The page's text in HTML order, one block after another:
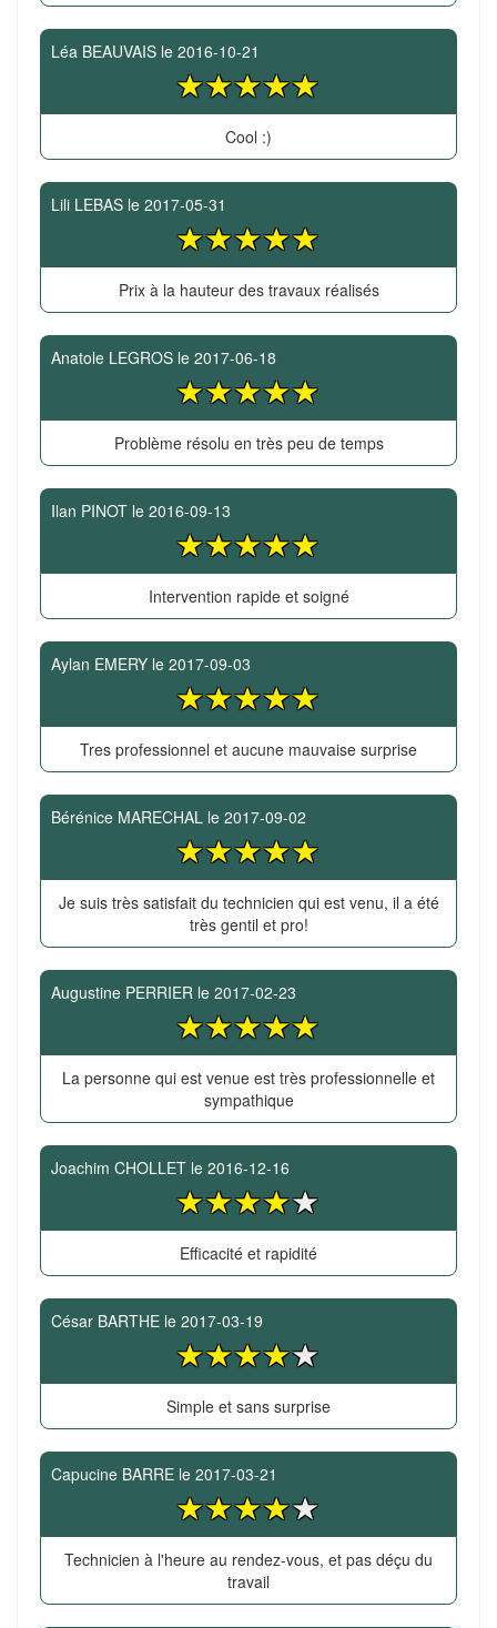
Léa BEAUVAIS le 2016-10-21
Cool :)
Lili LEBAS le 2017-05-31
Prix à la hauteur des travaux réalisés
Anatole LEGROS le 2017-06-18
Problème résolu en très peu de temps
Ilan PINOT le 2016-09-13
Intervention rapide et soigné
Aylan EMERY le 2017-09-03
Tres professionnel et aucune mauvaise surprise
Bérénice MARECHAL le 2017-09-02
Je suis très satisfait du technicien qui est venu, il a été
très gentil et pro!
Augustine PERRIER le 2017-02-23
La personne qui est venue est très professionnelle et
sympathique
Joachim CHOLLET le 2016-12-16
Efficacité et rapidité
César BARTHE le 2017-03-19
Simple et sans surprise
Capucine BARRE le 2017-03-21
Technicien à l'heure au rendez-vous, et pas déçu du
travail